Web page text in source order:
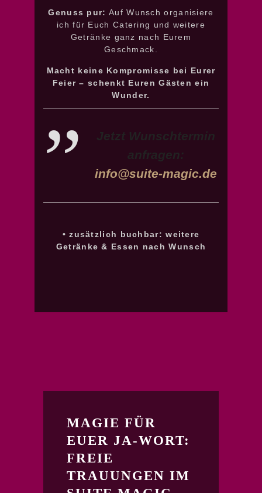
Genuss pur: Auf Wunsch organisiere
ich für Euch Catering und weitere
Getränke ganz nach Eurem
Geschmack.
Macht keine Kompromisse bei Eurer
Feier – schenkt Euren Gästen ein
Wunder.
Jetzt Wunschtermin
anfragen:
info@suite-magic.de
• zusätzlich buchbar: weitere
Getränke & Essen nach Wunsch
MAGIE FÜR
EUER JA-WORT:
FREIE
TRAUUNGEN IM